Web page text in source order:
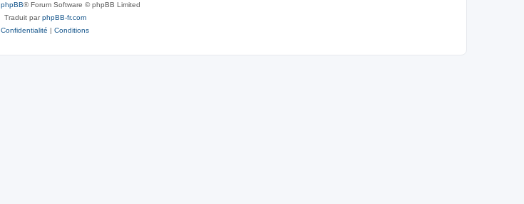
phpBB® Forum Software © phpBB Limited
Traduit parphpBB-fr.com
Confidentialité | Conditions